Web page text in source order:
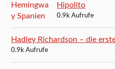
Hipolito
0.9k Aufrufe
Hadley Richardson – die
0.9k Aufrufe